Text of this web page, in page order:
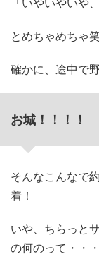
「いやいやいや
とめちゃめちゃ
確かに、途中で
お城！！！！
そんなこんなで
着！
いや、ちらっと
の何のって・・・